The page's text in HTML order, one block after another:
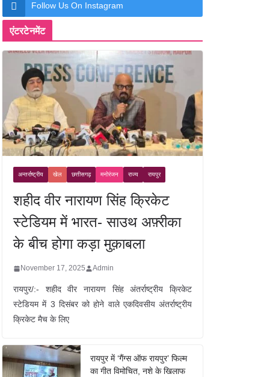
Follow Us On Instagram
एंटरटेनमेंट
अन्तर्राष्ट्रीय खेल छत्तीसगढ़ मनोरंजन राज्य रायपुर
शहीद वीर नारायण सिंह क्रिकेट
स्टेडियम में भारत- साउथ अफ़्रीका
के बीच होगा कड़ा मुक़ाबला
November 17, 2025 Admin
रायपुर/:- शहीद वीर नारायण सिंह अंतर्राष्ट्रीय क्रिकेट
स्टेडियम में 3 दिसंबर को होने वाले एकदिवसीय अंतर्राष्ट्रीय
क्रिकेट मैच के लिए
रायपुर में ‘गैंग्स ऑफ रायपुर’ फिल्म
का गीत विमोचित, नशे के खिलाफ